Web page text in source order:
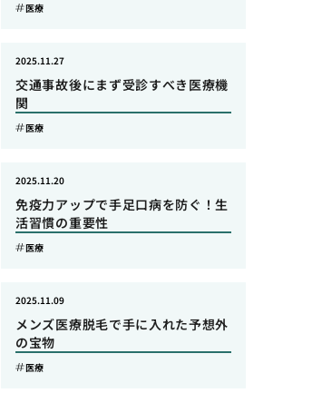
医療
交通事故後にまず受診すべき医療機
関
2025.11.27
医療
免疫力アップで手足口病を防ぐ！生
活習慣の重要性
2025.11.20
医療
メンズ医療脱毛で手に入れた予想外
の宝物
2025.11.09
医療